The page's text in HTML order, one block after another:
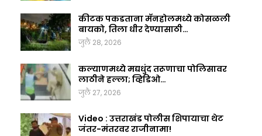
कीटक पकडताना मॅनहोलमध्ये कोसळली
बायको, तिला धीर देण्यासाठी…
जुलै 28, 2026
कल्याणमध्ये मद्यधुंद तरूणाचा पोलिसावर
लाठीने हल्ला; व्हिडिओ…
जुलै 27, 2026
Video : उत्तराखंड पोलीस शिपायाचा थेट
जंतर-मंतरवर राजीनामा!